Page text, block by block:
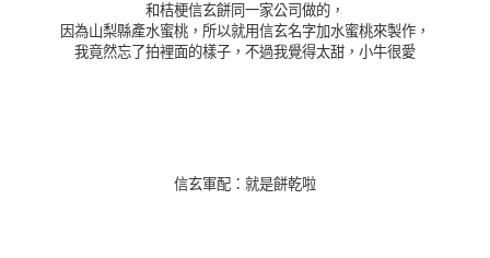
和桔梗信玄餅同一家公司做的 ，
因為山梨縣產水蜜桃 ， 所以就用信玄名字加水蜜桃來製作，
我竟然忘了拍裡面的樣子，不過我覺得太甜，小牛很愛
信玄軍配：就是餅乾啦